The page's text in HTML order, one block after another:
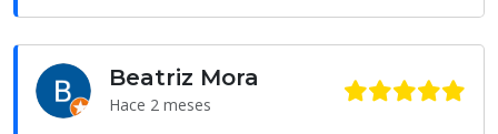
Beatriz Mora
Hace 2 meses